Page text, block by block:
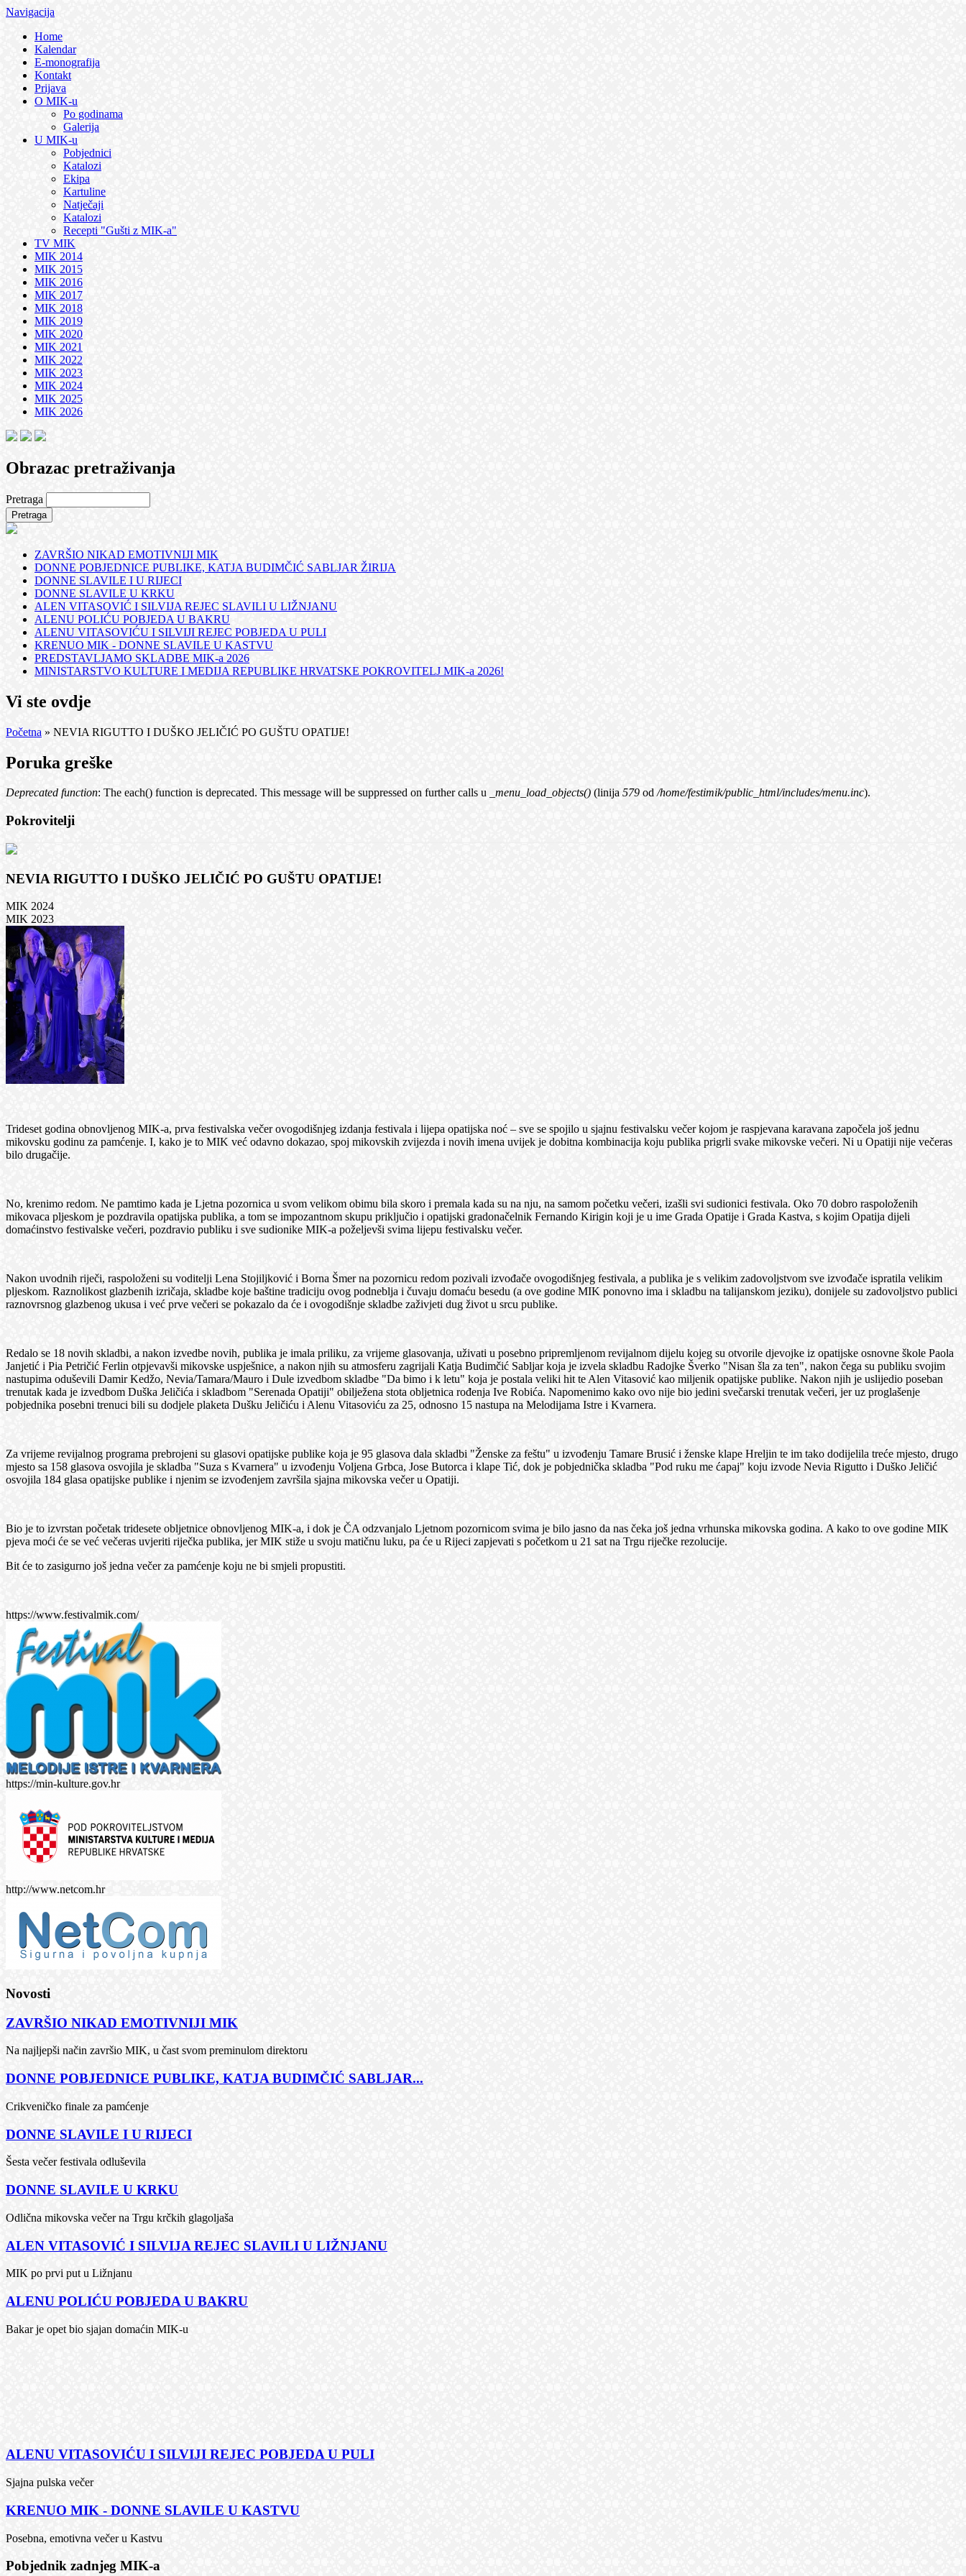
Navigacija
Home
Kalendar
E-monografija
Kontakt
Prijava
O MIK-u
Po godinama
Galerija
U MIK-u
Pobjednici
Katalozi
Ekipa
Kartuline
Natječaji
Katalozi
Recepti "Gušti z MIK-a"
TV MIK
MIK 2014
MIK 2015
MIK 2016
MIK 2017
MIK 2018
MIK 2019
MIK 2020
MIK 2021
MIK 2022
MIK 2023
MIK 2024
MIK 2025
MIK 2026
Obrazac pretraživanja
Pretraga
ZAVRŠIO NIKAD EMOTIVNIJI MIK
DONNE POBJEDNICE PUBLIKE, KATJA BUDIMČIĆ SABLJAR ŽIRIJA
DONNE SLAVILE I U RIJECI
DONNE SLAVILE U KRKU
ALEN VITASOVIĆ I SILVIJA REJEC SLAVILI U LIŽNJANU
ALENU POLIĆU POBJEDA U BAKRU
ALENU VITASOVIĆU I SILVIJI REJEC POBJEDA U PULI
KRENUO MIK - DONNE SLAVILE U KASTVU
PREDSTAVLJAMO SKLADBE MIK-a 2026
MINISTARSTVO KULTURE I MEDIJA REPUBLIKE HRVATSKE POKROVITELJ MIK-a 2026!
Vi ste ovdje
Početna » NEVIA RIGUTTO I DUŠKO JELIČIĆ PO GUŠTU OPATIJE!
Poruka greške
Deprecated function: The each() function is deprecated. This message will be suppressed on further calls u _menu_load_objects() (linija 579 od/home/festimik/public_html/includes/menu.inc).
Pokrovitelji
NEVIA RIGUTTO I DUŠKO JELIČIĆ PO GUŠTU OPATIJE!
MIK 2024
MIK 2023
Trideset godina obnovljenog MIK-a, prva festivalska večer ovogodišnjeg izdanja festivala i lijepa opatijska noć – sve se spojilo u sjajnu festivalsku večer kojom je raspjevana karavana započela još jednu
mikovsku godinu za pamćenje. I, kako je to MIK već odavno dokazao, spoj mikovskih zvijezda i novih imena uvijek je dobitna kombinacija koju publika prigrli svake mikovske večeri. Ni u Opatiji nije večeras
bilo drugačije.
No, krenimo redom. Ne pamtimo kada je Ljetna pozornica u svom velikom obimu bila skoro i premala kada su na nju, na samom početku večeri, izašli svi sudionici festivala. Oko 70 dobro raspoloženih
mikovaca pljeskom je pozdravila opatijska publika, a tom se impozantnom skupu priključio i opatijski gradonačelnik Fernando Kirigin koji je u ime Grada Opatije i Grada Kastva, s kojim Opatija dijeli
domaćinstvo festivalske večeri, pozdravio publiku i sve sudionike MIK-a poželjevši svima lijepu festivalsku večer.
Nakon uvodnih riječi, raspoloženi su voditelji Lena Stojiljković i Borna Šmer na pozornicu redom pozivali izvođače ovogodišnjeg festivala, a publika je s velikim zadovoljstvom sve izvođače ispratila velikim
pljeskom. Raznolikost glazbenih izričaja, skladbe koje baštine tradiciju ovog podneblja i čuvaju domaću besedu (a ove godine MIK ponovno ima i skladbu na talijanskom jeziku), donijele su zadovoljstvo publici
raznovrsnog glazbenog ukusa i već prve večeri se pokazalo da će i ovogodišnje skladbe zaživjeti dug život u srcu publike.
Redalo se 18 novih skladbi, a nakon izvedbe novih, publika je imala priliku, za vrijeme glasovanja, uživati u posebno pripremljenom revijalnom dijelu kojeg su otvorile djevojke iz opatijske osnovne škole Paola
Janjetić i Pia Petričić Ferlin otpjevavši mikovske uspješnice, a nakon njih su atmosferu zagrijali Katja Budimčić Sabljar koja je izvela skladbu Radojke Šverko "Nisan šla za ten", nakon čega su publiku svojim
nastupima oduševili Damir Kedžo, Nevia/Tamara/Mauro i Dule izvedbom skladbe "Da bimo i k letu" koja je postala veliki hit te Alen Vitasović kao miljenik opatijske publike. Nakon njih je uslijedio poseban
trenutak kada je izvedbom Duška Jeličića i skladbom "Serenada Opatiji" obilježena stota obljetnica rođenja Ive Robića. Napomenimo kako ovo nije bio jedini svečarski trenutak večeri, jer uz proglašenje
pobjednika posebni trenuci bili su dodjele plaketa Dušku Jeličiću i Alenu Vitasoviću za 25, odnosno 15 nastupa na Melodijama Istre i Kvarnera.
Za vrijeme revijalnog programa prebrojeni su glasovi opatijske publike koja je 95 glasova dala skladbi "Ženske za feštu" u izvođenju Tamare Brusić i ženske klape Hreljin te im tako dodijelila treće mjesto, drugo
mjesto sa 158 glasova osvojila je skladba "Suza s Kvarnera" u izvođenju Voljena Grbca, Jose Butorca i klape Tić, dok je pobjednička skladba "Pod ruku me ćapaj" koju izvode Nevia Rigutto i Duško Jeličić
osvojila 184 glasa opatijske publike i njenim se izvođenjem završila sjajna mikovska večer u Opatiji.
Bio je to izvrstan početak tridesete obljetnice obnovljenog MIK-a, i dok je ČA odzvanjalo Ljetnom pozornicom svima je bilo jasno da nas čeka još jedna vrhunska mikovska godina. A kako to ove godine MIK
pjeva moći će se već večeras uvjeriti riječka publika, jer MIK stiže u svoju matičnu luku, pa će u Rijeci zapjevati s početkom u 21 sat na Trgu riječke rezolucije.
Bit će to zasigurno još jedna večer za pamćenje koju ne bi smjeli propustiti.
https://www.festivalmik.com/
https://min-kulture.gov.hr
http://www.netcom.hr
Novosti
ZAVRŠIO NIKAD EMOTIVNIJI MIK
Na najljepši način završio MIK, u čast svom preminulom direktoru
DONNE POBJEDNICE PUBLIKE, KATJA BUDIMČIĆ SABLJAR...
Crikveničko finale za pamćenje
DONNE SLAVILE I U RIJECI
Šesta večer festivala odluševila
DONNE SLAVILE U KRKU
Odlična mikovska večer na Trgu krčkih glagoljaša
ALEN VITASOVIĆ I SILVIJA REJEC SLAVILI U LIŽNJANU
MIK po prvi put u Ližnjanu
ALENU POLIĆU POBJEDA U BAKRU
Bakar je opet bio sjajan domaćin MIK-u
ALENU VITASOVIĆU I SILVIJI REJEC POBJEDA U PULI
Sjajna pulska večer
KRENUO MIK - DONNE SLAVILE U KASTVU
Posebna, emotivna večer u Kastvu
Pobjednik zadnjeg MIK-a